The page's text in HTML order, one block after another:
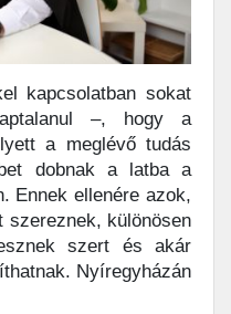
kapcsolatban sokat
–, hogy a
a meglévő tudás
dobnak a latba a
Ennek ellenére azok,
szereznek, különösen
szert és akár
Nyíregyházán